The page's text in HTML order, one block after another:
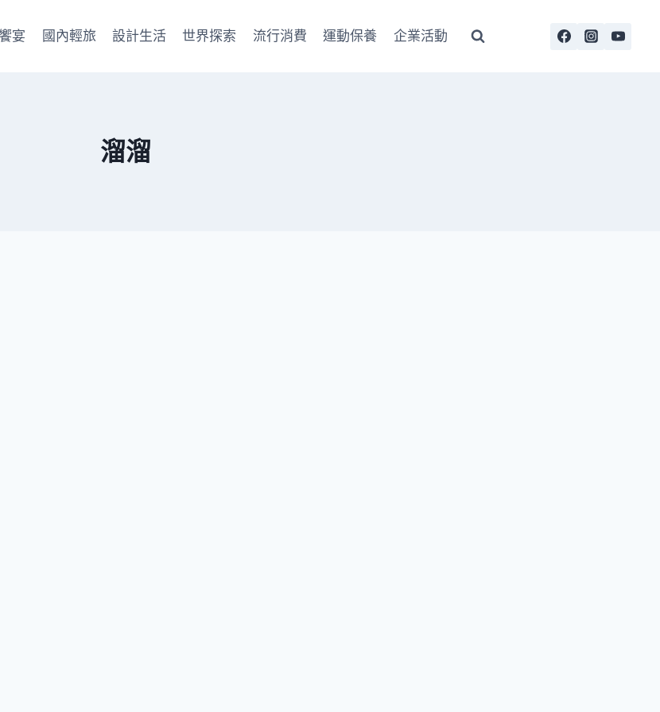
宴 國內輕旅 設計生活 世界探索 流行消費 運動保養 企業活動
溜溜